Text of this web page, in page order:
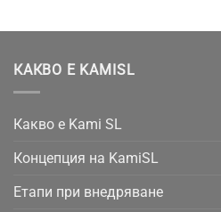
КАКВО Е KAMISL
Какво е Kami SL
Концепция на KamiSL
Етапи при внедряване